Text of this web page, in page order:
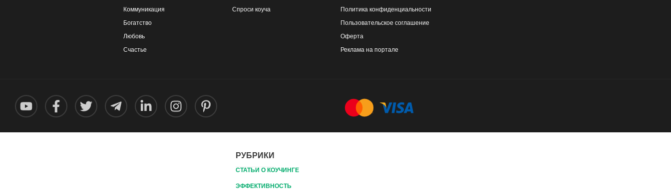
Коммуникация
Богатство
Любовь
Счастье
Спроси коуча
Политика конфиденциальности
Пользовательское соглашение
Оферта
Реклама на портале
РУБРИКИ
СТАТЬИ О КОУЧИНГЕ
ЭФФЕКТИВНОСТЬ